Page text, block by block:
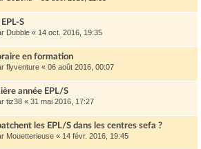
S
Dubble « 14 oct. 2016, 19:35
en formation
flyventure « 06 août 2016, 00:07
année EPL/S
tiz38 « 31 mai 2016, 17:27
les EPL/S dans les centres sefa ?
Mouetterieuse « 14 févr. 2016, 19:45